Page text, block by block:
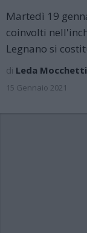
Martedì 19
coinvolti
Legnano si
di Leda Mocchetti
15 Gennaio 2021